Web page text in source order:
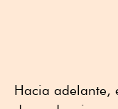
Hacia adelante,